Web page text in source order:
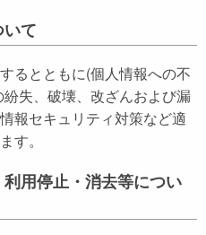
て
るとともに(個人情報への不
失、破壊、改ざんおよび漏
報セキュリティ対策など適
す。
用停止・消去等につい